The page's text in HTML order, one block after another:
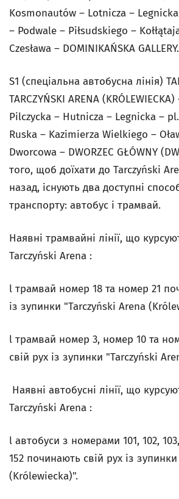
Kosmonautów – Lotnicza – Legnicka
– Podwale – Piłsudskiego –
Czesława – DOMINIKAŃSKA GALLERY.
S1 (спеціальна автобусна лінія)
TARCZYŃSKI ARENA
Pilczycka – Hutnicza – Legnicka – pl.
Ruska – Kazimierza Wielkiego –
Dworcowa – DWORZEC GŁÓWNY
того, щоб доїхати до Tarczyński
назад, існують два доступні
транспорту: автобус і трамвай.
Наявні трамвайні лінії, що
Tarczyński Arena :
l трамвай номер 18 та номер 21
із зупинки "Tarczyński Arena
l трамвай номер 3, номер 10 та
свій рух із зупинки "Tarczyński
Наявні автобусні лінії, що
Tarczyński Arena :
l автобуси з номерами 101, 102, 103,
152 починають свій рух із
(Królewiecka)".